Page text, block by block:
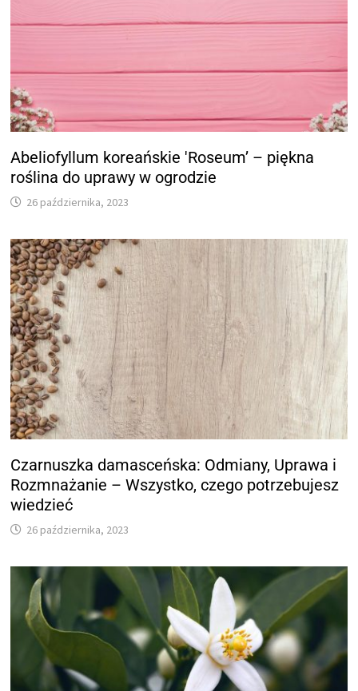
Abeliofyllum koreańskie 'Roseum’ – piękna
roślina do uprawy w ogrodzie
26 października, 2023
Czarnuszka damasceńska: Odmiany, Uprawa i
Rozmnażanie – Wszystko, czego potrzebujesz
wiedzieć
26 października, 2023